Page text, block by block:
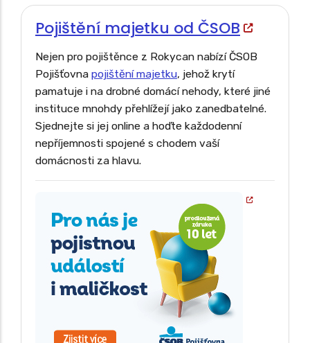
Pojištění majetku od ČSOB
Nejen pro pojištěnce z Rokycan nabízí ČSOB
Pojišťovna pojištění majetku, jehož krytí
pamatuje i na drobné domácí nehody, které jiné
instituce mnohdy přehlížejí jako zanedbatelné.
Sjednejte si jej online a hoďte každodenní
nepříjemnosti spojené s chodem vaší
domácnosti za hlavu.